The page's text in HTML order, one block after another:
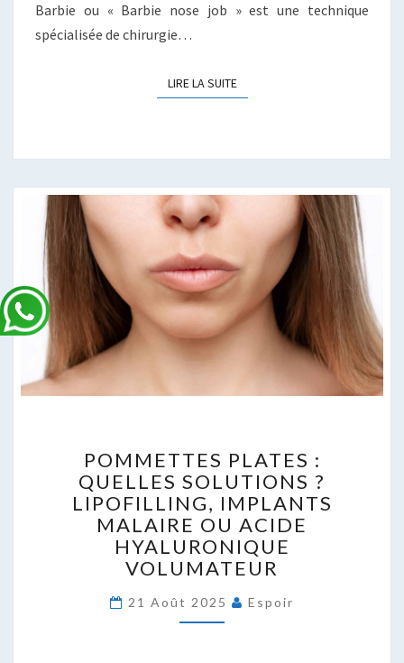
Barbie ou « Barbie nose job » est une technique
spécialisée de chirurgie…
LIRE LA SUITELIRE LA SUITE
PLATES :
QUELLES
SOLUTIONS ?
LIPOFILLING,
IMPLANTS
MALAIRE
OU
ACIDE
HYALURONIQUE
POMMETTES PLATES :
QUELLES SOLUTIONS ?
LIPOFILLING, IMPLANTS
MALAIRE OU ACIDE
HYALURONIQUE
VOLUMATEUR
21 Août 2025 Espoir